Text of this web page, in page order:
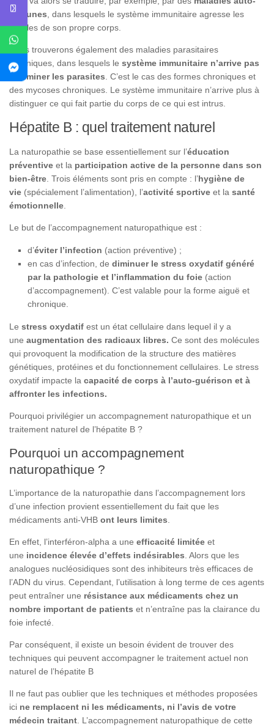
immunes , dans lesquels le système immunitaire agresse les
cellules de son propre corps.
Nous trouverons également des maladies parasitaires
chroniques, dans lesquels le système immunitaire n’arrive pas
à éliminer les parasites. C’est le cas des formes chroniques et
des mycoses chroniques. Le système immunitaire n’arrive plus à
distinguer ce qui fait partie du corps de ce qui est intrus.
Hépatite B : quel traitement naturel
La naturopathie se base essentiellement sur l’éducation
préventive et la participation active de la personne dans son
bien-être. Trois éléments sont pris en compte : l’hygiène de
vie (spécialement l’alimentation), l’activité sportive et la santé
émotionnelle.
Le but de l’accompagnement naturopathique est :
d’éviter l’infection (action préventive) ;
en cas d’infection, de diminuer le stress oxydatif généré
par la pathologie et l’inflammation du foie (action
d’accompagnement). C’est valable pour la forme aiguë et
chronique.
Le stress oxydatif est un état cellulaire dans lequel il y a
une augmentation des radicaux libres. Ce sont des molécules
qui provoquent la modification de la structure des matières
génétiques, protéines et du fonctionnement cellulaires. Le stress
oxydatif impacte la capacité de corps à l’auto-guérison et à
affronter les infections.
Pourquoi privilégier un accompagnement naturopathique et un
traitement naturel de l’hépatite B ?
Pourquoi un accompagnement
naturopathique ?
L’importance de la naturopathie dans l’accompagnement lors
d’une infection provient essentiellement du fait que les
médicaments anti-VHB ont leurs limites
En effet, l’interféron-alpha a une efficacité limitée et
une incidence élevée d’effets indésirables . Alors que les
analogues nucléosidiques sont des inhibiteurs très efficaces de
l’ADN du virus. Cependant, l’utilisation à long terme de ces agents
peut entraîner une résistance aux médicaments chez un
nombre important de patients et n’entraîne pas la clairance du
foie infecté.
Par conséquent, il existe un besoin évident de trouver des
techniques qui peuvent accompagner le traitement actuel non
naturel de l’hépatite B
Il ne faut pas oublier que les techniques et méthodes proposées
ici ne remplacent ni les médicaments, ni l’avis de votre
médecin traitant . L’accompagnement naturopathique de cette